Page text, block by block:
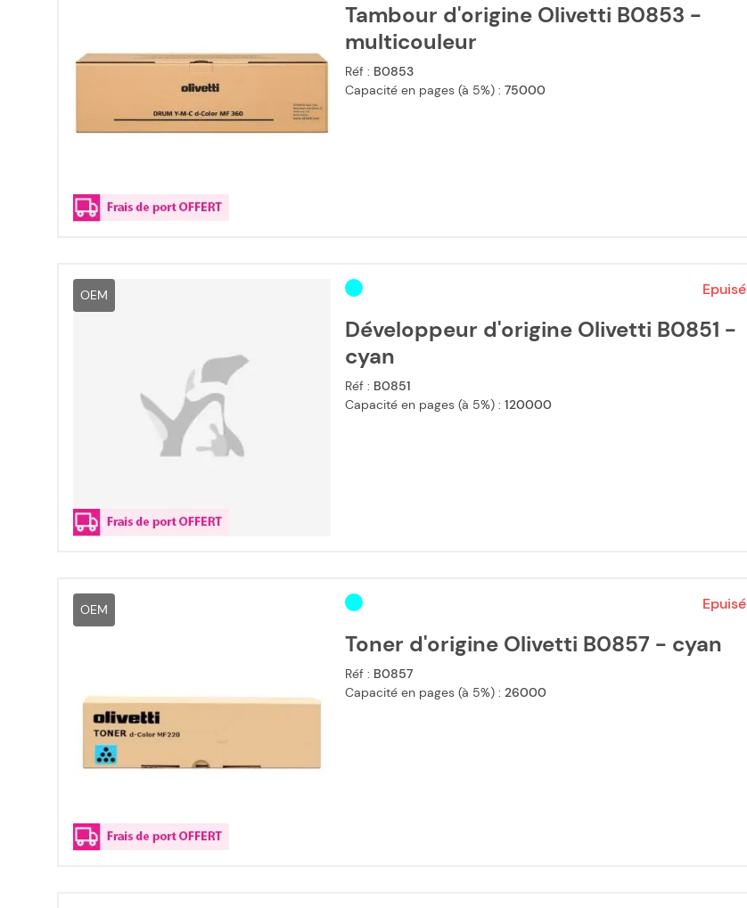
Tambour d'origine Olivetti B0853 -
multicouleur
Réf : B0853
Capacité en pages (à 5%) : 75000
OEM Epuisé
Développeur d'origine Olivetti B0851 -
cyan
Réf : B0851
Capacité en pages (à 5%) : 120000
OEM Epuisé
Toner d'origine Olivetti B0857 - cyan
Réf : B0857
Capacité en pages (à 5%) : 26000